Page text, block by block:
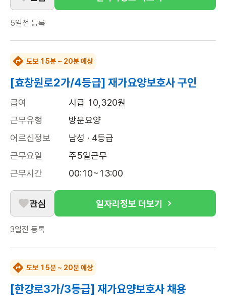
5일전 등록
도보 15분 ~ 20분 예상
[효창원로2가/4등급] 재가요양보호사 구인
급여
시급 10,320원
근무유형
방문요양
어르신정보
남성 · 4등급
근무요일
주5일근무
근무시간
00:10~13:00
관심 일자리정보 더보기
3일전 등록
도보 15분 ~ 20분 예상
[한강로3가/3등급] 재가요양보호사 채용